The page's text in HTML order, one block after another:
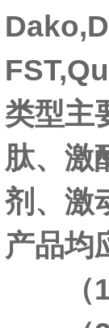
类型主
肽、激
剂、激
产品均